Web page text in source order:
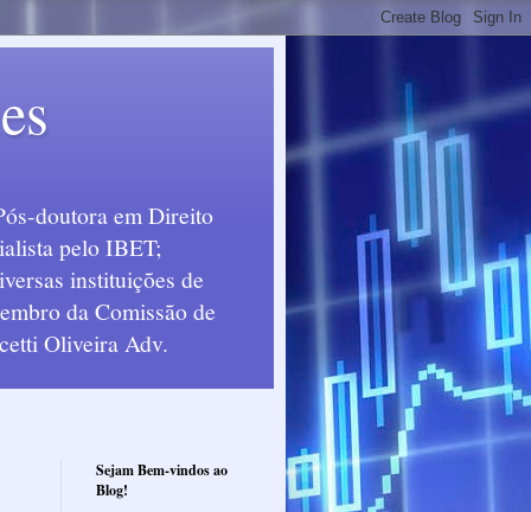
doutora em Direito
pelo IBET;
instituições de
da Comissão de
Oliveira Adv.
Sejam Bem-vindos ao
Blog!